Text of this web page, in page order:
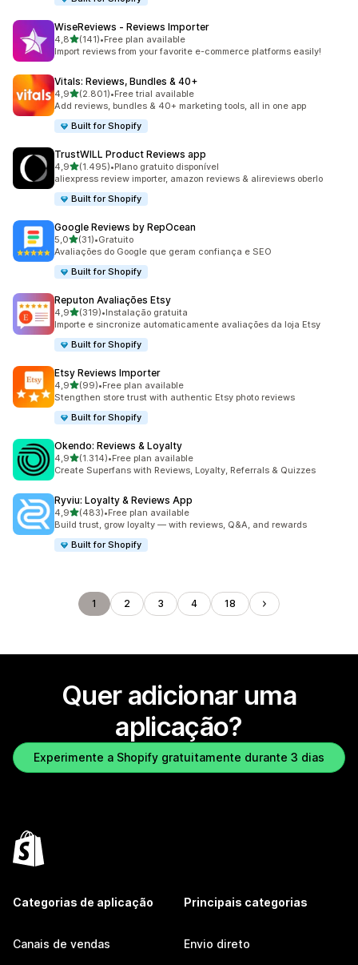
WiseReviews ‑ Reviews Importer
4,8de 5 estrelas
(141)
141 total de avaliações
•Free plan available
Import reviews from your favorite e-commerce platforms easily!
Vitals: Reviews, Bundles & 40+
4,9de 5 estrelas
(2.801)
2801 total de avaliações
•Free trial available
Add reviews, bundles & 40+ marketing tools, all in one app
Built for Shopify
TrustWILL Product Reviews app
4,9de 5 estrelas
(1.495)
1495 total de avaliações
•Plano gratuito disponível
aliexpress review importer, amazon reviews & alireviews oberlo
Built for Shopify
Google Reviews by RepOcean
5,0de 5 estrelas
(31)
31 total de avaliações
•Gratuito
Avaliações do Google que geram confiança e SEO
Built for Shopify
Reputon Avaliações Etsy
4,9de 5 estrelas
(319)
319 total de avaliações
•Instalação gratuita
Importe e sincronize automaticamente avaliações da loja Etsy
Built for Shopify
Etsy Reviews Importer
4,9de 5 estrelas
(99)
99 total de avaliações
•Free plan available
Stengthen store trust with authentic Etsy photo reviews
Built for Shopify
Okendo: Reviews & Loyalty
4,9de 5 estrelas
(1.314)
1314 total de avaliações
•Free plan available
Create Superfans with Reviews, Loyalty, Referrals & Quizzes
Ryviu: Loyalty & Reviews App
4,9de 5 estrelas
(483)
483 total de avaliações
•Free plan available
Build trust, grow loyalty — with reviews, Q&A, and rewards
Built for Shopify
1 2 3 4 18
Quer adicionar uma
aplicação?
Experimente a Shopify gratuitamente durante 3 dias
Categorias de aplicação
Canais de vendas
Principais categorias
Envio direto